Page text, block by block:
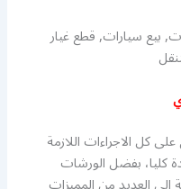
بيع سيارات, قطع غيار
كل الاجراءات اللازمة
كليا، بفضل الورشات